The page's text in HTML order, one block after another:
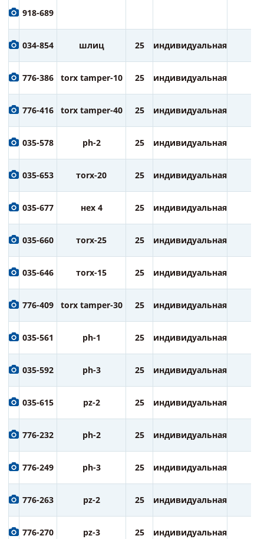
918-689
034-854 шлиц 25 индивидуальная
776-386 torx tamper-10 25 индивидуальная
776-416 torx tamper-40 25 индивидуальная
035-578 ph-2 25 индивидуальная
035-653 тorx-20 25 индивидуальная
035-677 нех 4 25 индивидуальная
035-660 тorx-25 25 индивидуальная
035-646 тorx-15 25 индивидуальная
776-409 torx tamper-30 25 индивидуальная
035-561 ph-1 25 индивидуальная
035-592 ph-3 25 индивидуальная
035-615 pz-2 25 индивидуальная
776-232 ph-2 25 индивидуальная
776-249 ph-3 25 индивидуальная
776-263 pz-2 25 индивидуальная
776-270 pz-3 25 индивидуальная